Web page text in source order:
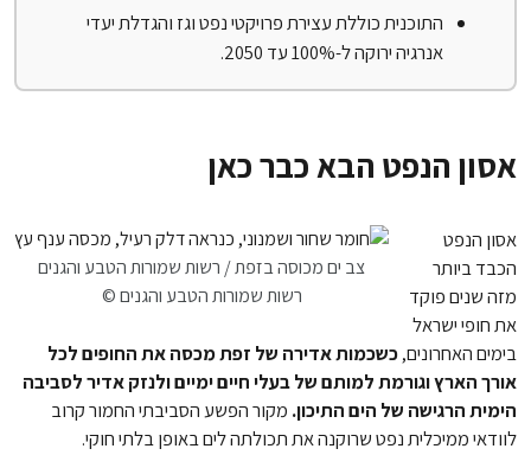
התוכנית כוללת עצירת פרויקטי נפט וגז והגדלת יעדי
אנרגיה ירוקה ל-100% עד 2050.
אסון הנפט הבא כבר כאן
צב ים מכוסה בזפת / רשות שמורות הטבע והגנים
© רשות שמורות הטבע והגנים
אסון הנפט
הכבד ביותר
מזה שנים פוקד
את חופי ישראל
בימים האחרונים,כשכמות אדירה של זפת מכסה את החופים לכל
אורך הארץ וגורמת למותם של בעלי חיים ימיים ולנזק אדיר לסביבה
הימית הרגישה של הים התיכון. מקור הפשע הסביבתי החמור קרוב
לוודאי ממיכלית נפט שרוקנה את תכולתה לים באופן בלתי חוקי.